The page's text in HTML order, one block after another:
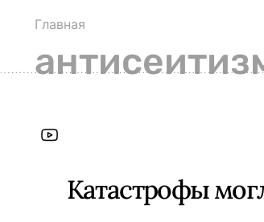
Главная
Катастрофы